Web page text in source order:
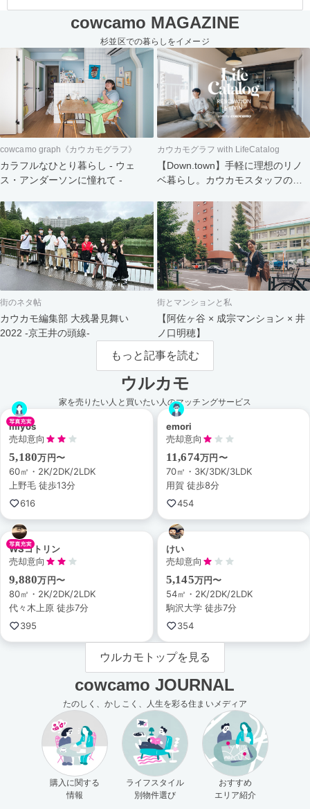
cowcamo MAGAZINE
杉並区での暮らしをイメージ
cowcamo graph《カウカモグラフ》
カラフルなひとり暮らし - ウェ
ス・アンダーソンに憧れて -
カウカモグラフ with LifeCatalog
【Down.town】手軽に理想のリノ
ベ暮らし。カウカモスタッフの家
街のネタ帖
カウカモ編集部 大残暑見舞い
2022 -京王井の頭線-
街とマンションと私
【阿佐ヶ谷 × 成宗マンション × 井
ノ口明穂】
もっと記事を読む
ウルカモ
家を売りたい人と買いたい人のマッチングサービス
miyos
売却意向
5,180万円〜
60㎡・2K/2DK/2LDK
上野毛 徒歩13分
616
emori
売却意向
11,674万円〜
70㎡・3K/3DK/3LDK
用賀 徒歩8分
454
WSコトリン
売却意向
9,880万円〜
80㎡・2K/2DK/2LDK
代々木上原 徒歩7分
395
けい
売却意向
5,145万円〜
54㎡・2K/2DK/2LDK
駒沢大学 徒歩7分
354
ウルカモトップを見る
cowcamo JOURNAL
たのしく、かしこく、人生を彩る住まいメディア
購入に関する
情報
ライフスタイル
別物件選び
おすすめ
エリア紹介